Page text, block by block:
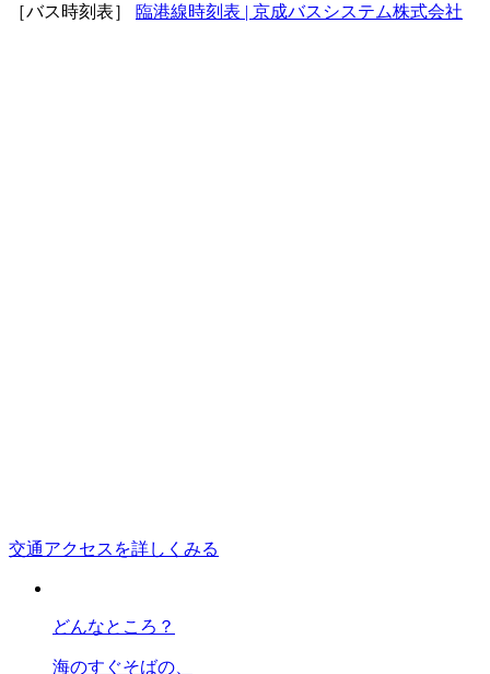
［バス時刻表］ 臨港線時刻表 | 京成バスシステム株式会社
交通アクセスを詳しくみる
どんなところ？
海のすぐそばの、